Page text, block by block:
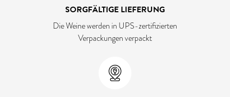
SORGFÄLTIGE LIEFERUNG
Die Weine werden in UPS-zertifizierten
Verpackungen verpackt